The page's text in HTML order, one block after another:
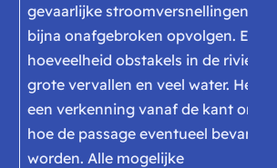
gevaarlijke stroomversnellingen die
bijna onafgebroken opvolgen. Een
hoeveelheid obstakels in de rivier,
grote vervallen en veel water. Het
een verkenning vanaf de kant om
hoe de passage eventueel bevaren
worden. Alle mogelijke